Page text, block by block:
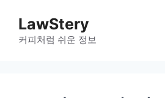
LawStery
커피처럼 쉬운 정보